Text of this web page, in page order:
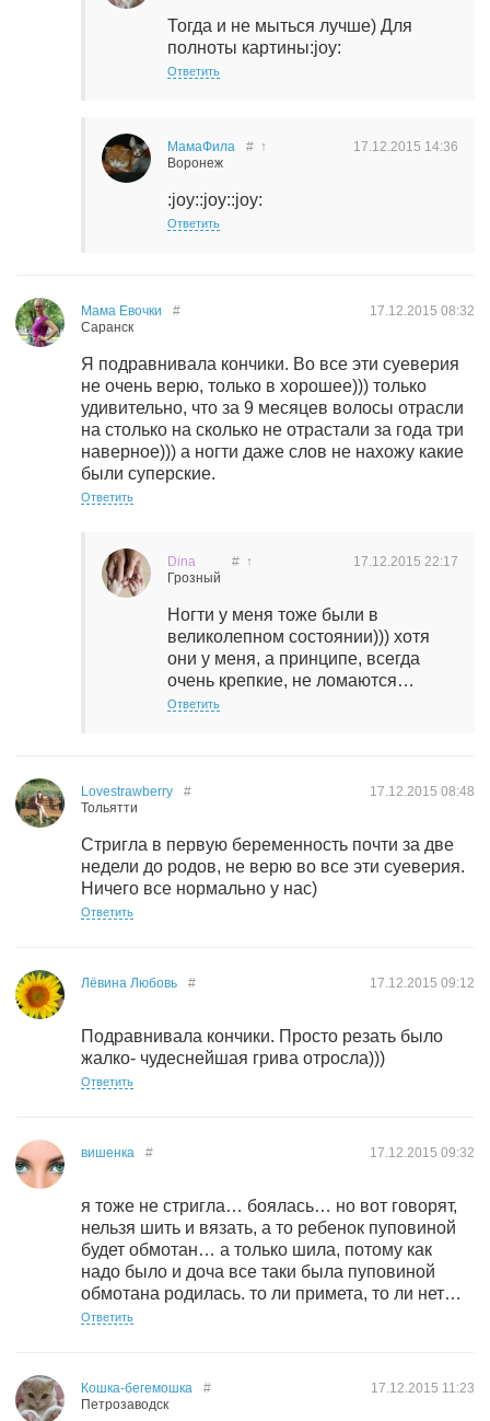
Тогда и не мыться лучше) Для
полноты картины:joy:
Ответить
МамаФила
Воронеж
17.12.2015 14:36
# ↑
:joy::joy::joy:
Ответить
Мама Евочки
Саранск
17.12.2015 08:32
#
Я подравнивала кончики. Во все эти суеверия
не очень верю, только в хорошее))) только
удивительно, что за 9 месяцев волосы отрасли
на столько на сколько не отрастали за года три
наверное))) а ногти даже слов не нахожу какие
были суперские.
Ответить
Dina
Грозный
17.12.2015 22:17
# ↑
Ногти у меня тоже были в
великолепном состоянии))) хотя
они у меня, а принципе, всегда
очень крепкие, не ломаются…
Ответить
Lovestrawberry
Тольятти
17.12.2015 08:48
#
Стригла в первую беременность почти за две
недели до родов, не верю во все эти суеверия.
Ничего все нормально у нас)
Ответить
Лёвина Любовь 17.12.2015 09:12
#
Подравнивала кончики. Просто резать было
жалко- чудеснейшая грива отросла)))
Ответить
вишенка 17.12.2015 09:32
#
я тоже не стригла… боялась… но вот говорят,
нельзя шить и вязать, а то ребенок пуповиной
будет обмотан… а только шила, потому как
надо было и доча все таки была пуповиной
обмотана родилась. то ли примета, то ли нет…
Ответить
Кошка-бегемошка
Петрозаводск
17.12.2015 11:23
#